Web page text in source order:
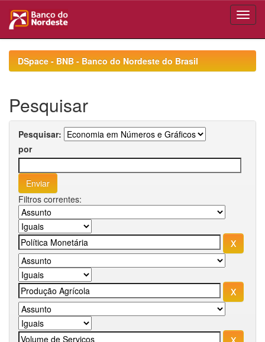
navigationDSpace - BNB - Banco do Nordeste do Brasil
Pesquisar
Pesquisar:
por
Filtros correntes: